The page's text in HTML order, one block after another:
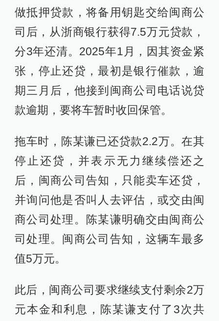
做抵押贷款，将备用钥匙交给闽商公
司后，从浙商银行获得7.5万元贷款，
分3年还清。2025年1月，因其资金紧
张，停止还贷，最初是银行催款，逾
期三月后，他接到闽商公司电话说贷
款逾期，要将车暂时收回保管。
拖车时，陈某谦已还贷款2.2万。在其
停止还贷，并表示无力继续偿还之
后，闽商公司告知，只能卖车还贷，
并询问他是否叫人去评估，或交由闽
商公司处理。陈某谦明确交由闽商公
司处理。闽商公司告知，这辆车最多
值5万元。
此后，闽商公司要求继续支付剩余2万
元本金和利息，陈某谦支付了3次共